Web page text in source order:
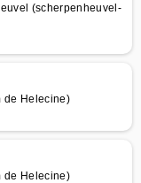
(scherpenheuvel-
de Helecine)
de Helecine)